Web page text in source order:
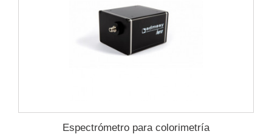
Espectrómetro para colorimetría